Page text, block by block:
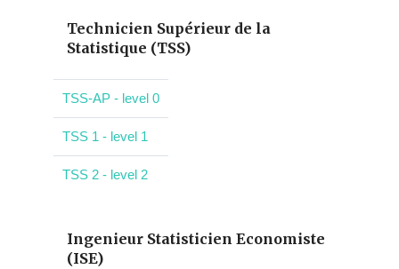
Technicien Supérieur de la
Statistique (TSS)
TSS-AP - level 0
TSS 1 - level 1
TSS 2 - level 2
Ingenieur Statisticien Economiste
(ISE)